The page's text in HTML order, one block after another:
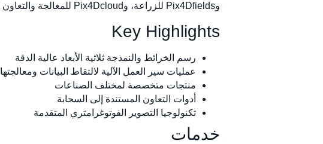
وPix4Dfields للزراعة، وPix4Dcloud للمعالجة والتعاون المستندين إلى السحابة.
Key Highlights
رسم الخرائط والنمذجة ثلاثية الأبعاد عالية الدقة
عمليات سير العمل الآلية لالتقاط البيانات ومعالجتها
منتجات متخصصة لمختلف الصناعات
أدوات التعاون المستندة إلى السحابة
تكنولوجيا التصوير الفوتوغرامتري المتقدمة
خدمات